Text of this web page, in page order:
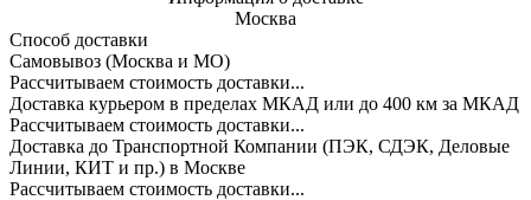
Москва
Способ доставки
Самовывоз (Москва и МО)
Рассчитываем стоимость доставки...
Доставка курьером в пределах МКАД или до 400 км за МКАД
Рассчитываем стоимость доставки...
Доставка до Транспортной Компании (ПЭК, СДЭК, Деловые
Линии, КИТ и пр.) в Москве
Рассчитываем стоимость доставки...